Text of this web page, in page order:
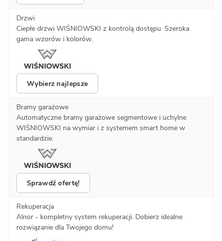
Drzwi
Ciepłe drzwi WIŚNIOWSKI z kontrolą dostępu. Szeroka
gama wzorów i kolorów.
Wybierz najlepsze
Bramy garażowe
Automatyczne bramy garażowe segmentowe i uchylne
WIŚNIOWSKI na wymiar i z systemem smart home w
standardzie.
Sprawdź ofertę!
Rekuperacja
Alnor - kompletny system rekuperacji. Dobierz idealne
rozwiązanie dla Twojego domu!